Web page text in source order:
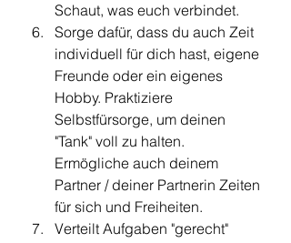
Schaut, was euch verbindet.
Sorge dafür, dass du auch Zeit
individuell für dich hast, eigene
Freunde oder ein eigenes
Hobby. Praktiziere
Selbstfürsorge, um deinen
"Tank" voll zu halten.
Ermögliche auch deinem
Partner / deiner Partnerin Zeiten
für sich und Freiheiten.
Verteilt Aufgaben "gerecht"